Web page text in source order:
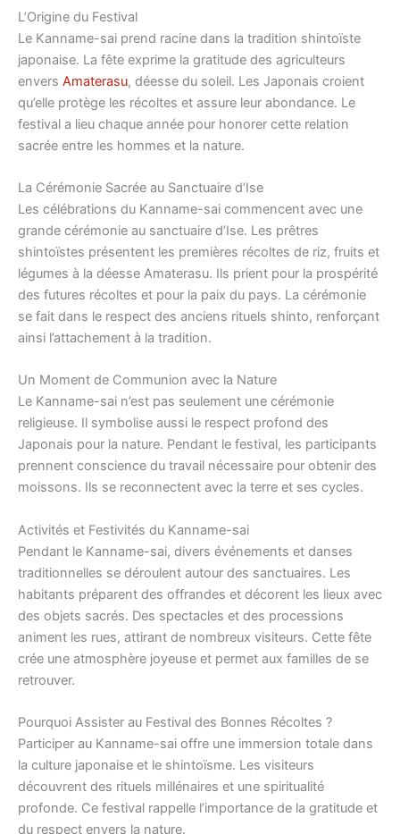
L’Origine du Festival
Le Kanname-sai prend racine dans la tradition shintoïste
japonaise. La fête exprime la gratitude des agriculteurs
envers Amaterasu, déesse du soleil. Les Japonais croient
qu’elle protège les récoltes et assure leur abondance. Le
festival a lieu chaque année pour honorer cette relation
sacrée entre les hommes et la nature.
La Cérémonie Sacrée au Sanctuaire d’Ise
Les célébrations du Kanname-sai commencent avec une
grande cérémonie au sanctuaire d’Ise. Les prêtres
shintoïstes présentent les premières récoltes de riz, fruits et
légumes à la déesse Amaterasu. Ils prient pour la prospérité
des futures récoltes et pour la paix du pays. La cérémonie
se fait dans le respect des anciens rituels shinto, renforçant
ainsi l’attachement à la tradition.
Un Moment de Communion avec la Nature
Le Kanname-sai n’est pas seulement une cérémonie
religieuse. Il symbolise aussi le respect profond des
Japonais pour la nature. Pendant le festival, les participants
prennent conscience du travail nécessaire pour obtenir des
moissons. Ils se reconnectent avec la terre et ses cycles.
Activités et Festivités du Kanname-sai
Pendant le Kanname-sai, divers événements et danses
traditionnelles se déroulent autour des sanctuaires. Les
habitants préparent des offrandes et décorent les lieux avec
des objets sacrés. Des spectacles et des processions
animent les rues, attirant de nombreux visiteurs. Cette fête
crée une atmosphère joyeuse et permet aux familles de se
retrouver.
Pourquoi Assister au Festival des Bonnes Récoltes ?
Participer au Kanname-sai offre une immersion totale dans
la culture japonaise et le shintoïsme. Les visiteurs
découvrent des rituels millénaires et une spiritualité
profonde. Ce festival rappelle l’importance de la gratitude et
du respect envers la nature.